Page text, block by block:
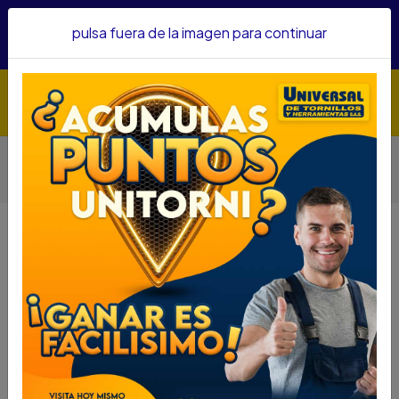
confianza&nbsp;Recibe un KIT PARRILLERO por compras
Herramientas
Accesorios Para Herramientas
Copas
COPA BRISTOL FORCE CUAD 1/2 19MM REF34407019
COPA BRISTOL FORCE CUAD 1/2
19MM REF34407019
DESCRIPCIÓN
COPA BRISTOL FORCE CUAD 1/2 19MM
REF34407019
SKU....46518050
DESCRIPCIÓN...
pulsa fuera de la imagen para continuar